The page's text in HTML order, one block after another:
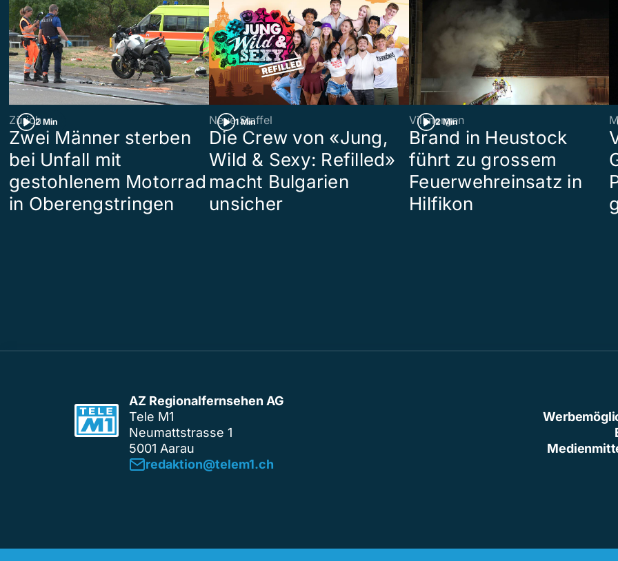
2 Min
Zürich
Zwei Männer sterben
bei Unfall mit
gestohlenem Motorrad
in Oberengstringen
1 Min
Neue Staffel
Die Crew von «Jung,
Wild & Sexy: Refilled»
macht Bulgarien
unsicher
2 Min
Villmergen
Brand in Heustock
führt zu grossem
Feuerwehreinsatz in
Hilfikon
AZ Regionalfernsehen AG
Tele M1
Neumattstrasse 1
5001 Aarau
redaktion@telem1.ch